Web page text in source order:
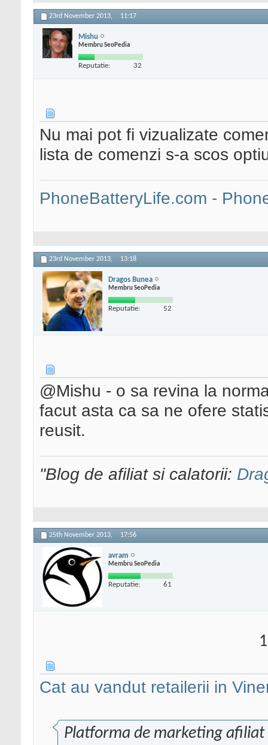
23rd November 2013, 11:17
Mishu
Membru SeoPedia
Reputatie: 32
Nu mai pot fi vizualizate
lista de comenzi s-a scos
PhoneBatteryLife.com -
23rd November 2013, 13:18
Dragos Bunea
Membru SeoPedia
Reputatie: 52
@Mishu - o sa revina la
facut asta ca sa ne ofere
reusit.
"Blog de afiliat si calatorii:
25th November 2013, 17:56
avram
Membru SeoPedia
Reputatie: 61
Cat au vandut retailerii in
Platforma de marketing